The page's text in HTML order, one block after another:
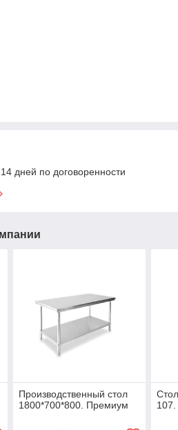
дней по договоренности
Производственный стол
1800*700*800. Премиум